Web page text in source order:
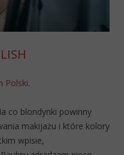
Polski.
co blondynki powinny
makijażu i które kolory
wpisie,